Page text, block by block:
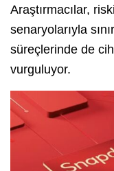
Araştırmacılar,
senaryolarıyla
süreçlerinde de
vurguluyor.